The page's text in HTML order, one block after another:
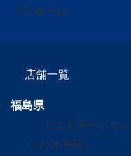
リフォーム
店舗一覧
福島県
イエステーション
いわき平店